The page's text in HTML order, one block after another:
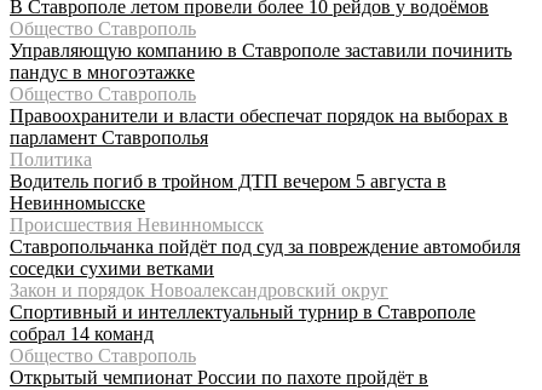
В Ставрополе летом провели более 10 рейдов у водоёмов
Общество Ставрополь
Управляющую компанию в Ставрополе заставили починить
пандус в многоэтажке
Общество Ставрополь
Правоохранители и власти обеспечат порядок на выборах в
парламент Ставрополья
Политика
Водитель погиб в тройном ДТП вечером 5 августа в
Невинномысске
Происшествия Невинномысск
Ставропольчанка пойдёт под суд за повреждение автомобиля
соседки сухими ветками
Закон и порядок Новоалександровский округ
Спортивный и интеллектуальный турнир в Ставрополе
собрал 14 команд
Общество Ставрополь
Открытый чемпионат России по пахоте пройдёт в